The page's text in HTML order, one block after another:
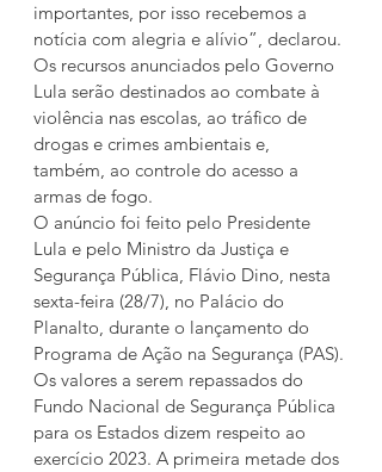
importantes, por isso recebemos a
notícia com alegria e alívio”, declarou.
Os recursos anunciados pelo Governo
Lula serão destinados ao combate à
violência nas escolas, ao tráfico de
drogas e crimes ambientais e,
também, ao controle do acesso a
armas de fogo.
O anúncio foi feito pelo Presidente
Lula e pelo Ministro da Justiça e
Segurança Pública, Flávio Dino, nesta
sexta-feira (28/7), no Palácio do
Planalto, durante o lançamento do
Programa de Ação na Segurança (PAS).
Os valores a serem repassados do
Fundo Nacional de Segurança Pública
para os Estados dizem respeito ao
exercício 2023. A primeira metade dos